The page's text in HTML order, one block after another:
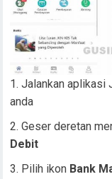
Jalankan aplikasi
anda
Geser deretan
Debit
Pilih ikon Bank